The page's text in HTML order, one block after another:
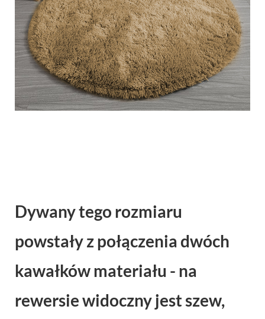
Dywany tego rozmiaru
powstały z połączenia dwóch
kawałków materiału - na
rewersie widoczny jest szew,